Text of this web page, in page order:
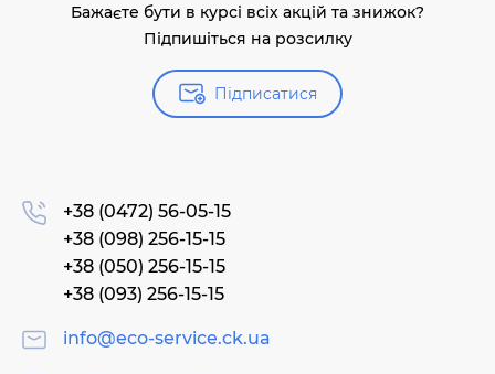
Бажаєте бути в курсі всіх акцій та знижок?
Підпишіться на розсилку
Підписатися
+38 (0472) 56-05-15
+38 (098) 256-15-15
+38 (050) 256-15-15
+38 (093) 256-15-15
info@eco-service.ck.ua